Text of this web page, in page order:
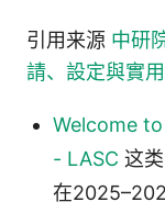
引用来源 中研
請、設定與實
Welcome
- LASC 这
在